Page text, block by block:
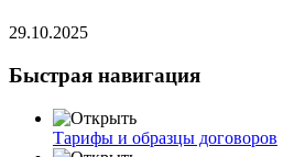
29.10.2025
Быстрая навигация
Тарифы и образцы договоров